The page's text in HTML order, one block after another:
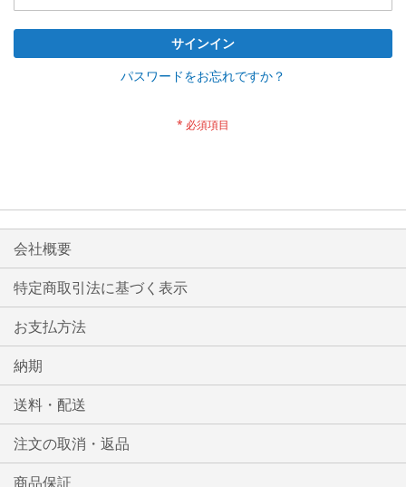
サインイン
パスワードをお忘れですか？
会社概要
特定商取引法に基づく表示
お支払方法
納期
送料・配送
注文の取消・返品
商品保証